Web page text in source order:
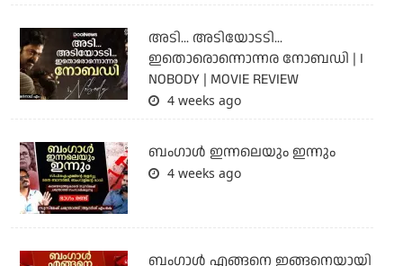
അടി... അടിയോടടി...
ഇതൊരൊന്നൊന്നര നോബഡി | I
NOBODY | MOVIE REVIEW
4 weeks ago
ബംഗാള്‍ ഇന്നലെയും ഇന്നും
4 weeks ago
ബം​ഗാൾ എങ്ങനെ ഇങ്ങനെയായി